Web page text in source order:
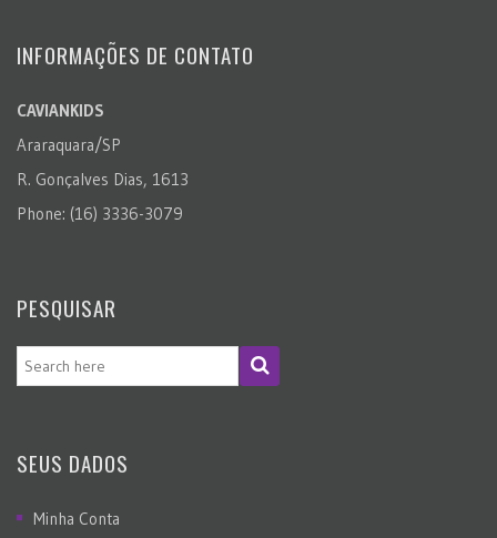
INFORMAÇÕES DE CONTATO
CAVIANKIDS
Araraquara/SP
R. Gonçalves Dias, 1613
Phone: (16) 3336-3079
PESQUISAR
SEUS DADOS
Minha Conta